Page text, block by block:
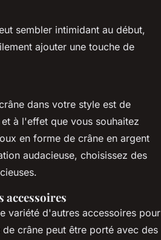
sembler intimidant au début,
ajouter une touche de
dans votre style est de
à l'effet que vous souhaitez
en forme de crâne en argent
audacieuse, choisissez des
accessoires
variété d'autres accessoires pour
crâne peut être porté avec des